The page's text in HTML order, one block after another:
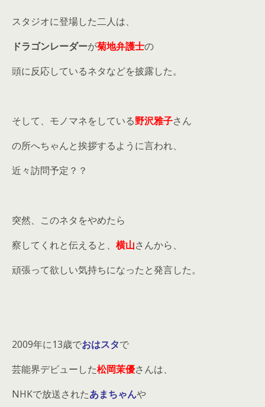
スタジオに登場した二人は、
ドラゴンレーダーが菊地弁護士の
頭に反応しているネタなどを披露した。
そして、モノマネをしている野沢雅子さん
の所へちゃんと挨拶するように言われ、
近々訪問予定？？
突然、このネタをやめたら
察してくれと伝えると、 横山さんから、
頑張って欲しい気持ちになったと発言した。
2009年に13歳でおはスタで
芸能界デビューした松岡茉優さんは、
NHKで放送されたあまちゃんや